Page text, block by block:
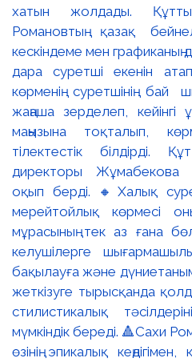
хатын жолдады.
Романовтың қазақ
кескіндеме мен
дара суретші екенін
көрменің суретшінің
жаңаша зерделеп, кейінгі
маңызына тоқталып,
тілектестік білдірді.
директоры Жұмабекова
оқып берді. 🔸Халық
мерейтойлық көрмесі
мұрасының тек аз ғана
келушілерге
бақылауға және
жеткізуге тырысқанда
стилистикалық
мүмкіндік береді. 🔺Сахи
өзінің эпикалық